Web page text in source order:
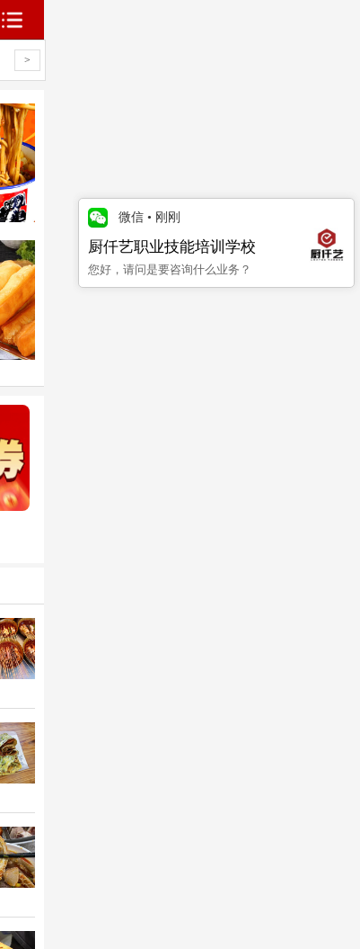
小吃问答
>
微信 • 刚刚
厨仟艺职业技能培训学校
您好，请问是要咨询什么业务？